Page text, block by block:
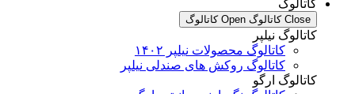
Open کاتالوگ
نیلپر
کاتالوگ محصولات نیلپر ۱۴۰۲
کاتالوگ روکش های صندلی نیلپر
ارگو